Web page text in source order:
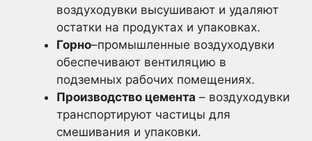
воздуходувки высушивают и удаляют
остатки на продуктах и упаковках.
Горно–промышленные воздуходувки
обеспечивают вентиляцию в
подземных рабочих помещениях.
Производство цемента – воздуходувки
транспортируют частицы для
смешивания и упаковки.